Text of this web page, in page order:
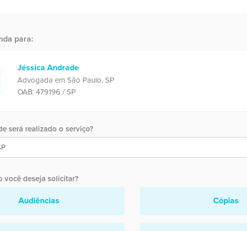
para:
Jéssica Andrade
Advogada em São Paulo, SP
OAB: 479196 / SP
será realizado o serviço?
você deseja solicitar?
Audiências Cópias